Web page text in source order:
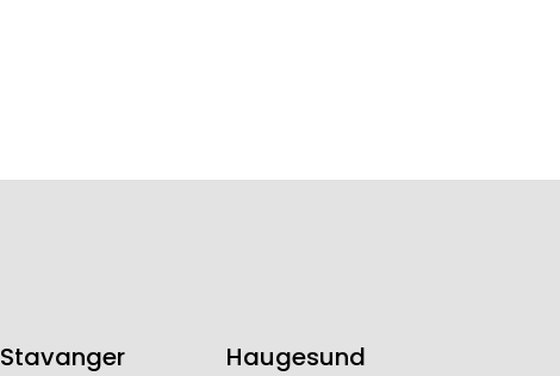
Stavanger Haugesund